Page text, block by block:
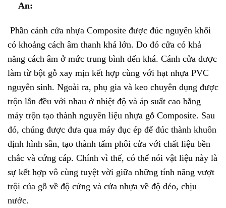
An:
Phần cánh cửa nhựa Composite được đúc nguyên khối
có khoảng cách âm thanh khá lớn. Do đó cửa có khả
năng cách âm ở mức trung bình đến khá. Cánh cửa được
làm từ bột gỗ xay mịn kết hợp cùng với hạt nhựa PVC
nguyên sinh. Ngoài ra, phụ gia và keo chuyên dụng được
trộn lẫn đều với nhau ở nhiệt độ và áp suất cao bằng
máy trộn tạo thành nguyên liệu nhựa gỗ Composite. Sau
đó, chúng được đưa qua máy đục ép để đúc thành khuôn
định hình sẵn, tạo thành tấm phôi cửa với chất liệu bền
chắc và cứng cáp. Chính vì thế, có thể nói vật liệu này là
sự kết hợp vô cùng tuyệt vời giữa những tính năng vượt
trội của gỗ về độ cứng và cửa nhựa về độ dẻo, chịu
nước.